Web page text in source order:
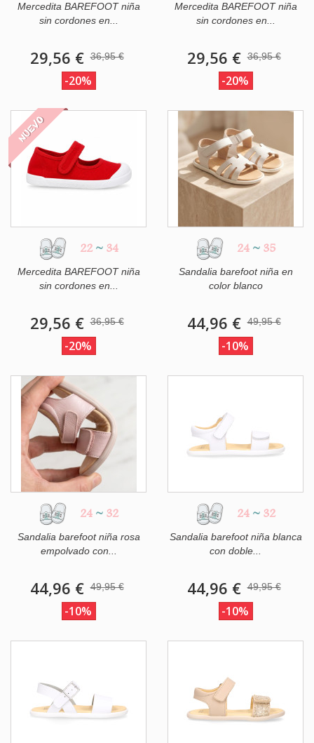
Mercedita BAREFOOT niña
sin cordones en...
29,56 € 36,95 €
-20%
Mercedita BAREFOOT niña
sin cordones en...
29,56 € 36,95 €
-20%
NUEVO
22 ~ 34
Mercedita BAREFOOT niña
sin cordones en...
29,56 € 36,95 €
-20%
24 ~ 35
Sandalia barefoot niña en
color blanco
44,96 € 49,95 €
-10%
24 ~ 32
Sandalia barefoot niña rosa
empolvado con...
44,96 € 49,95 €
-10%
24 ~ 32
Sandalia barefoot niña blanca
con doble...
44,96 € 49,95 €
-10%